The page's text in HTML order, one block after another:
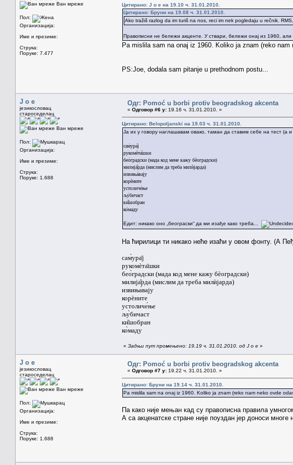
Ван мреже
Пол:
Организација:
Име и презиме:
Струка:
Поруке: 7.477
Цитирано: J o e на 19.10 ч. 31.01.2010.
Цитирано: Бруни на 19.08 ч. 31.01.2010.
Ako tražiš razlog da im turiš na nos, reci im nek pogledaju u rečnik. RMS,
Правописни не бележи акценте. У ствари, бележи онај из 1960, али
Pa mislila sam na onaj iz 1960. Koliko ja znam (reko
PS:Joe, dodala sam pitanje u prethodnom postu...
J o e
језикословац
староседелац
Ван мреже
Пол:
Организација:
Име и презиме:
Струка:
Поруке: 1.688
Одг: Pomoć u borbi protiv beogradskog akcenta
« Одговор #6 у: 19.16 ч. 31.01.2010. »
Цитирано: Belopoljanski на 19.03 ч. 31.01.2010.
Ја их у говору наглашавам овако, таман да ставим себе на тест (а
сам̀ура̄ј
рукомѐта̄шки
бео̀градски (мада код мене кажу бѐоградски)
милија̑рда (мислим да треба милѝјарда)
извиња́вају
корѐните
устоличе́ње
љу̀бичаст
ки̏шобран
ко̀маду
Едит: никако оно „београски“ да ми изађе како треба...
На ћирилици ти никако неће изаћи у овом фонту. (А
сам̀ура̄ј
рукомѐта̄шки
бео̀градски (мада код мене кажу бѐоградски)
милија̑рда (мислим да треба милѝјарда)
извиња́вају
корѐните
устоличе́ње
љу̀бичаст
ки̏шобран
ко̀маду
« Задњи пут промењено: 19.19 ч. 31.01.2010. од J o e »
J o e
језикословац
староседелац
Ван мреже
Пол:
Организација:
Име и презиме:
Струка:
Поруке: 1.688
Одг: Pomoć u borbi protiv beogradskog akcenta
« Одговор #7 у: 19.22 ч. 31.01.2010. »
Цитирано: Бруни на 19.14 ч. 31.01.2010.
Pa mislila sam na onaj iz 1960. Koliko ja znam (reko nam neko ovde
Па како није мењан кад су правописна правила
А са акценатске стране није поуздан јер доноси